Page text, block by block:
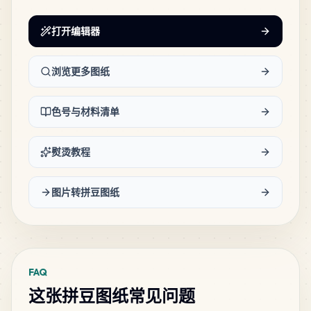
打开编辑器
浏览更多图纸
色号与材料清单
熨烫教程
图片转拼豆图纸
FAQ
这张拼豆图纸常见问题